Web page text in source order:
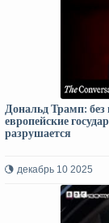
Дональд Трамп:
европейские
разрушается
декабрь 10 2025